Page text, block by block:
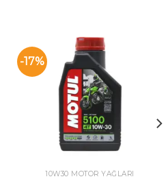
-17%
10W30 MOTOR YAĞLARI